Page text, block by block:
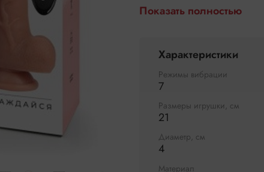
Вибромассажёр
позволяет партнёру
Ключевые
Возвратно-
Устройство оснащено 7
функция имитирует
полового акта. Глубина
Показать полностью
Характеристики
Режимы вибрации
7
Размеры игрушки, см
21
Диаметр, см
4
Материал